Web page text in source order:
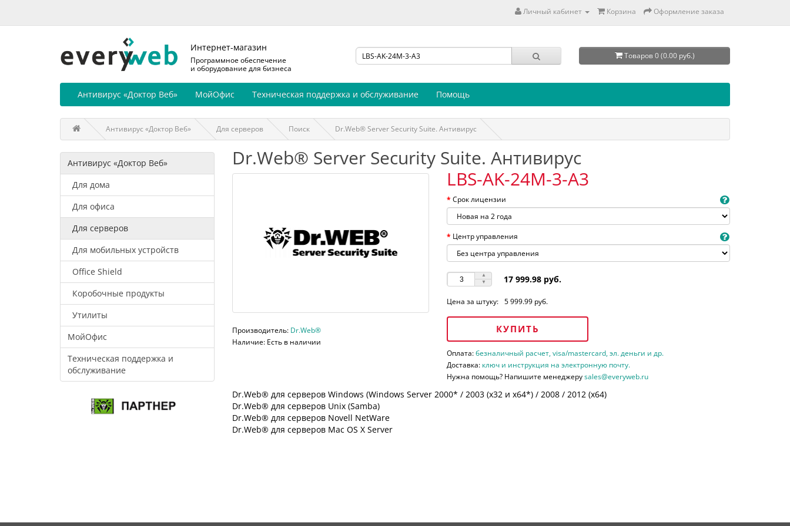
Личный кабинет Корзина Оформление заказа
Интернет-магазин
Программное обеспечение
и оборудование для бизнеса
Товаров 0 (0.00 руб.)
Антивирус «Доктор Веб» МойОфис Техническая поддержка и обслуживание Помощь
Антивирус «Доктор Веб» Для серверов Поиск Dr.Web® Server Security Suite. Антивирус
Антивирус «Доктор Веб»
Для дома
Для офиса
Для серверов
Для мобильных устройств
Office Shield
Коробочные продукты
Утилиты
МойОфис
Техническая поддержка и
обслуживание
Dr.Web® Server Security Suite. Антивирус
Производитель: Dr.Web®
Наличие: Есть в наличии
LBS-AK-24M-3-A3
Срок лицензии
Центр управления
17 999.98 руб.
Цена за штуку: 5 999.99 руб.
КУПИТЬ
Оплата:безналичный расчет, visa/mastercard, эл. деньги и др.
Доставка: ключ и инструкция на электронную почту.
Нужна помощь? Напишите менеджеруsales@everyweb.ru
Dr.Web® для серверов Windows (Windows Server 2000* / 2003 (х32 и х64*) / 2008 / 2012 (х64)
Dr.Web® для серверов Unix (Samba)
Dr.Web® для серверов Novell NetWare
Dr.Web® для серверов Mac OS X Server